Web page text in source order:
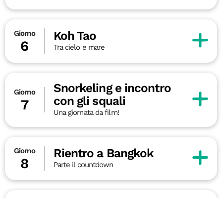
Giorno
6
Koh Tao
Tra cielo e mare
Giorno
7
Snorkeling e incontro
con gli squali
Una giornata da film!
Giorno
8
Rientro a Bangkok
Parte il countdown